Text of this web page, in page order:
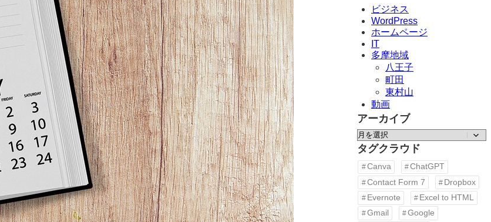
ビジネス
WordPress
ホームページ
IT
多摩地域
八王子
町田
東村山
動画
アーカイブ
ア
ー
カ
イ
ブ
タグクラウド
Canva
ChatGPT
Contact Form 7
Dropbox
Evernote
Excel to HTML
Gmail
Google